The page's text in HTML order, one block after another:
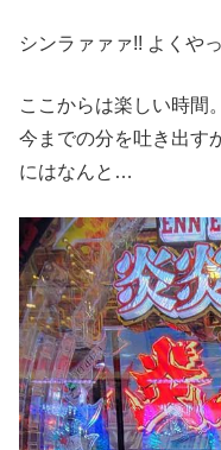
シンラァァァ!! よくや
ここからは楽しい時間
今までの分を吐き出す
にはなんと…